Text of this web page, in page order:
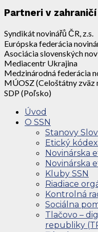
Partneri v zahraničí
Syndikát novinářů ČR, z.s.
Európska federácia
Asociácia slovenských
Mediacentr Ukrajina
Medzinárodná federácia
MÚOSZ (Celoštátny
SDP (Poľsko)
Úvod
O SSN
Stanovy
Etický
Novinárska
Novinárska
Kluby SSN
Riadiace
Kontrolná
Sociálna
Tlačovo –
republiky